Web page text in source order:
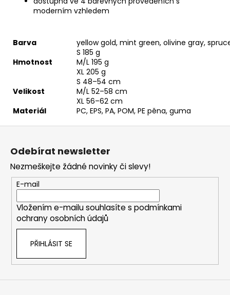
moderním vzhledem
Barva
yellow gold, mint green, olivine gray,
Hmotnost
S 185 g
M/L 195 g
XL 205 g
Velikost
S 48–54 cm
M/L 52–58 cm
XL 56–62 cm
Materiál
PC, EPS, PA, POM, PE pěna, guma
Z
Odebírat newsletter
Nezmeškejte žádné novinky či slevy!
E-mail
Vložením e-mailu souhlasíte s podmínkami
ochrany osobních údajů
PŘIHLÁSIT SE